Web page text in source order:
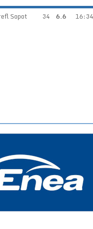
Sopot 34 6.6 16:34